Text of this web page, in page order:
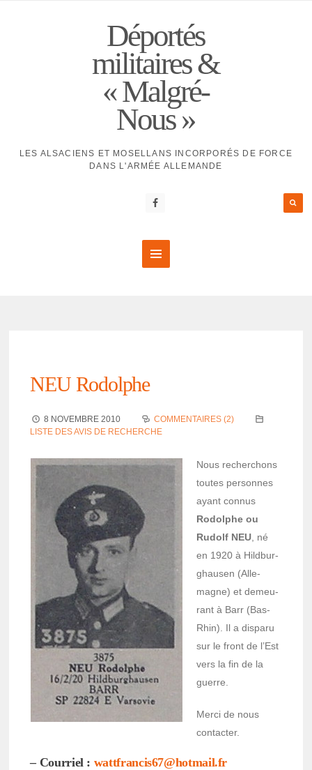
Déportés
militaires &
« Malgré-
Nous »
LES ALSACIENS ET MOSELLANS INCORPORÉS DE FORCE
DANS L'ARMÉE ALLEMANDE
NEU Rodolphe
8 NOVEMBRE 2010
COMMENTAIRES (2)
LISTE DES AVIS DE RECHERCHE
Nous recher­chons
toutes personnes
ayant connus
Rodolphe ou
Rudolf NEU , né
en 1920 à Hild­bur­
ghau­sen (Alle­
magne) et demeu­
rant à Barr (Bas-
Rhin). Il a disparu
sur le front de l’Est
vers la fin de la
guerre.
Merci de nous
contac­ter.
– Cour­riel : watt­fran­cis67@­hot­mail.fr